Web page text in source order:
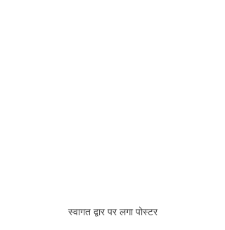
स्वागत द्वार पर लगा पोस्टर